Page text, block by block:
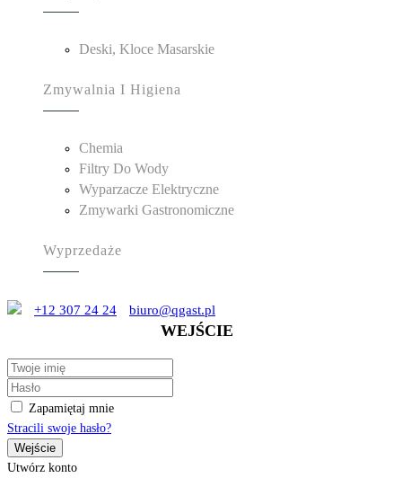
Deski, Kloce Masarskie
Zmywalnia I Higiena
Chemia
Filtry Do Wody
Wyparzacze Elektryczne
Zmywarki Gastronomiczne
Wyprzedaże
+12 307 24 24 biuro@qgast.pl
WEJŚCIE
Zapamiętaj mnie
Stracili swoje hasło?
Utwórz konto